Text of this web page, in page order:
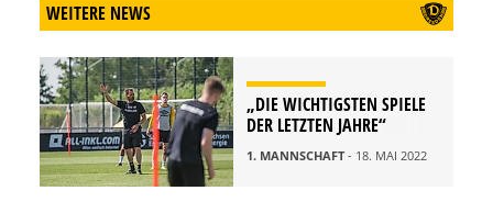
WEITERE NEWS
„DIE WICHTIGSTEN SPIELE
DER LETZTEN JAHRE“
1. MANNSCHAFT- 18. MAI 2022